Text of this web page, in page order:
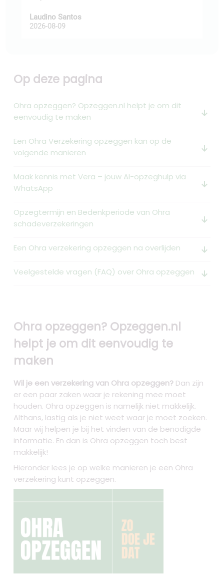
Laudino Santos
2026-08-09
Op deze pagina
Ohra opzeggen? Opzeggen.nl helpt je om dit
eenvoudig te maken
arrow_downward_alt
Een Ohra Verzekering opzeggen kan op de
volgende manieren
arrow_downward_alt
Maak kennis met Vera – jouw AI-opzeghulp via
WhatsApp
arrow_downward_alt
Opzegtermijn en Bedenkperiode van Ohra
schadeverzekeringen
arrow_downward_alt
Een Ohra verzekering opzeggen na overlijden arrow_downward_alt
Veelgestelde vragen (FAQ) over Ohra opzeggen arrow_downward_alt
Ohra opzeggen? Opzeggen.nl
helpt je om dit eenvoudig te
maken
Wil je een verzekering van Ohra opzeggen? Dan zijn
er een paar zaken waar je rekening mee moet
houden. Ohra opzeggen is namelijk niet makkelijk.
Althans, lastig als je niet weet waar je moet zoeken.
Maar wij helpen je bij het vinden van de benodigde
informatie. En dan is Ohra opzeggen toch best
makkelijk!
Hieronder lees je op welke manieren je een Ohra
verzekering kunt opzeggen.